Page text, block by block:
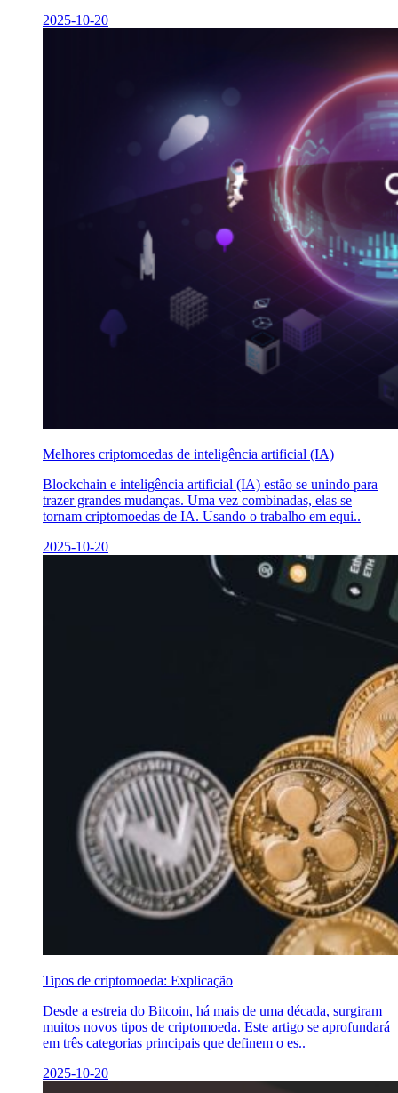
2025-10-20
Melhores criptomoedas de inteligência artificial (IA)
Blockchain e inteligência artificial (IA) estão se unindo para
trazer grandes mudanças. Uma vez combinadas, elas se
tornam criptomoedas de IA. Usando o trabalho em equi..
2025-10-20
Tipos de criptomoeda: Explicação
Desde a estreia do Bitcoin, há mais de uma década, surgiram
muitos novos tipos de criptomoeda. Este artigo se aprofundará
em três categorias principais que definem o es..
2025-10-20